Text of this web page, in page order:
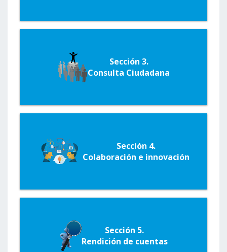
Sección 3.
Consulta Ciudadana
Sección 4.
Colaboración e innovación
Sección 5.
Rendición de cuentas